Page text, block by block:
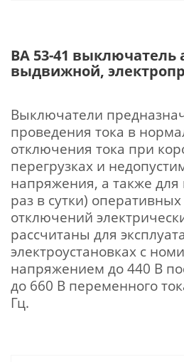
ВА 53-41 выключатель
выдвижной,
Выключатели
проведения тока в
отключения тока при
перегрузках и
напряжения, а также для
раз в сутки)
отключений
рассчитаны для
электроустановках c
напряжением до 440 В
до 660 В переменного
Гц.